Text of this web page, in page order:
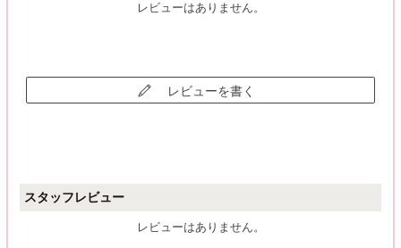
レビューはありません。
レビューを書く
スタッフレビュー
レビューはありません。